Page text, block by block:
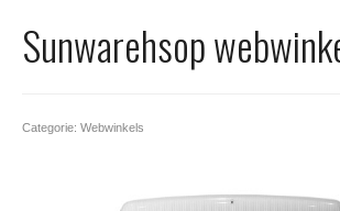
Domeinnaam registreren
Sunwarehsop
Categorie: Webwinkels